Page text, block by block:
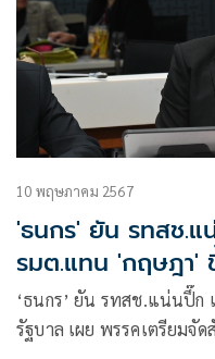
10 พฤษภาคม 2567
'ธนกร' ยัน รทสช.แ
รมต.แทน 'กฤษฎา'
‘ธนกร’ ยัน รทสช.แน่นปึ๊ก
รัฐบาล เผย พรรคเตรียมจั